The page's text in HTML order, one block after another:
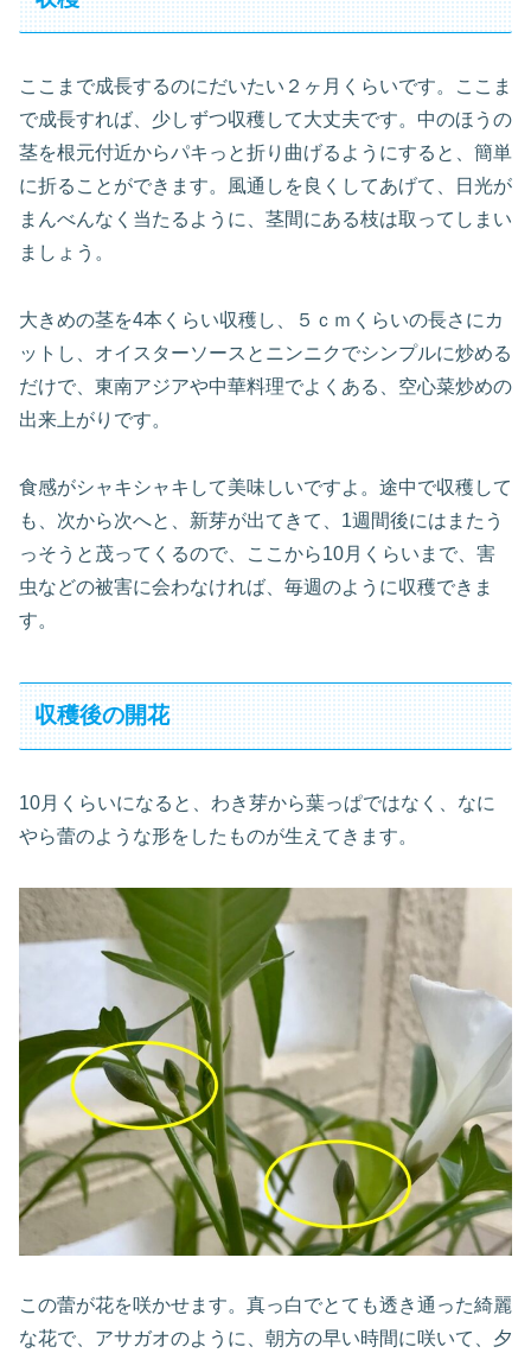
ここまで成長するのにだいたい２ヶ月くらいです。ここま
で成長すれば、少しずつ収穫して大丈夫です。中のほうの
茎を根元付近からパキっと折り曲げるようにすると、簡単
に折ることができます。風通しを良くしてあげて、日光が
まんべんなく当たるように、茎間にある枝は取ってしまい
ましょう。
大きめの茎を4本くらい収穫し、５ｃｍくらいの長さにカ
ットし、オイスターソースとニンニクでシンプルに炒める
だけで、東南アジアや中華料理でよくある、空心菜炒めの
出来上がりです。
食感がシャキシャキして美味しいですよ。途中で収穫して
も、次から次へと、新芽が出てきて、1週間後にはまたう
っそうと茂ってくるので、ここから10月くらいまで、害
虫などの被害に会わなければ、毎週のように収穫できま
す。
収穫後の開花
10月くらいになると、わき芽から葉っぱではなく、なに
やら蕾のような形をしたものが生えてきます。
この蕾が花を咲かせます。真っ白でとても透き通った綺麗
な花で、アサガオのように、朝方の早い時間に咲いて、夕